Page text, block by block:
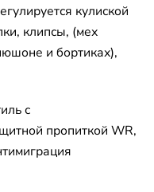
кулиской
клипсы, (мех
и бортиках),
с
пропиткой WR,